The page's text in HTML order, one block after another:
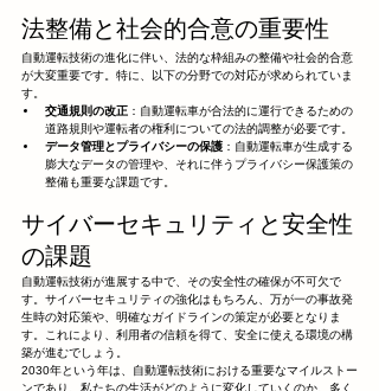
法整備と社会的合意の重要性
自動運転技術の進化に伴い、法的な枠組みの整備や社会的合意
が大変重要です。特に、以下の分野での対応が求められていま
す。
交通規則の改正 ：自動運転車が合法的に運行できるための
道路規則や運転者の権利についての法的調整が必要です。
データ管理とプライバシーの保護 ：自動運転車が生成する
膨大なデータの管理や、それに伴うプライバシー保護策の
整備も重要な課題です。
サイバーセキュリティと安全性
の課題
自動運転技術が進展する中で、その安全性の確保が不可欠で
す。サイバーセキュリティの強化はもちろん、万が一の事故発
生時の対応策や、明確なガイドラインの策定が必要となりま
す。これにより、利用者の信頼を得て、安全に使える環境の構
築が進むでしょう。
2030年という年は、自動運転技術における重要なマイルストー
ンであり、私たちの生活がどのように変化していくのか、多く